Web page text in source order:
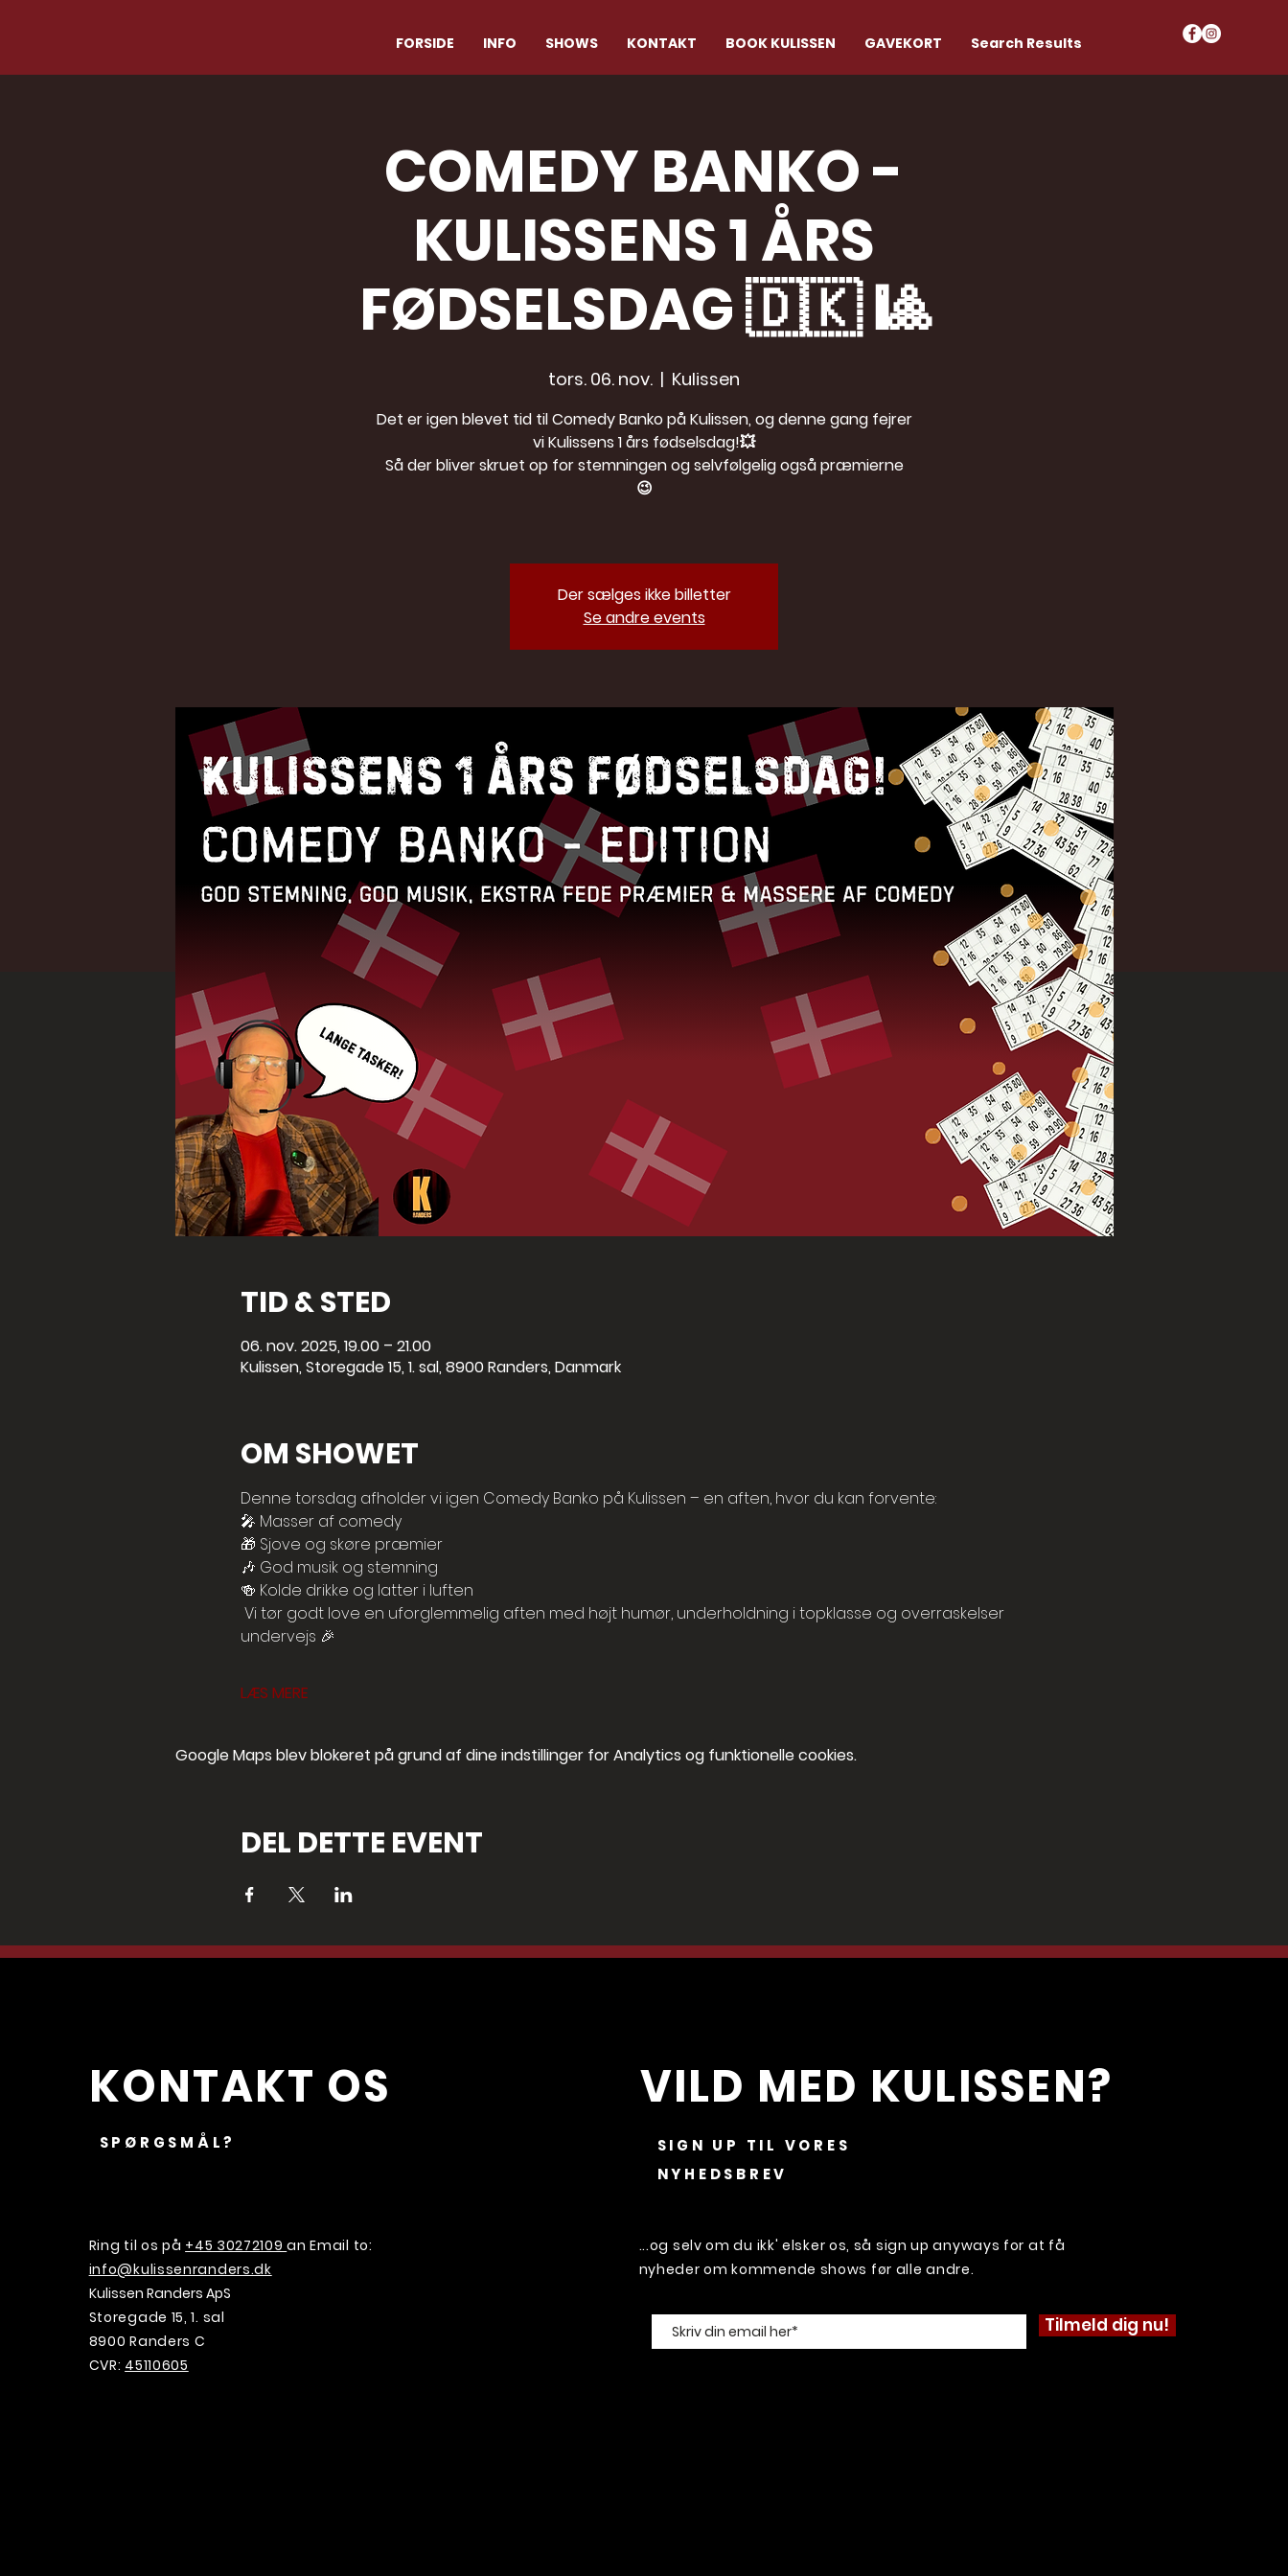
FORSIDE INFO SHOWS KONTAKT BOOK KULISSEN GAVEKORT Search Results
COMEDY BANKO -
KULISSENS 1 ÅRS
FØDSELSDAG 🇩🇰 🎱
tors. 06. nov.
  |
Kulissen
Det er igen blevet tid til Comedy Banko på Kulissen, og denne gang fejrer
vi Kulissens 1 års fødselsdag!💥
Så der bliver skruet op for stemningen og selvfølgelig også præmierne
😉
Der sælges ikke billetter
Se andre events
TID & STED
06. nov. 2025, 19.00 – 21.00
Kulissen, Storegade 15, 1. sal, 8900 Randers, Danmark
OM SHOWET
Denne torsdag afholder vi igen Comedy Banko på Kulissen – en aften, hvor du kan forvente:
🎤 Masser af comedy
🎁 Sjove og skøre præmier
🎶 God musik og stemning
🍻 Kolde drikke og latter i luften
Vi tør godt love en uforglemmelig aften med højt humør, underholdning i topklasse og overraskelser
undervejs 🎉
LÆS MERE
Google Maps blev blokeret på grund af dine indstillinger for Analytics og funktionelle cookies.
DEL DETTE EVENT
KONTAKT OS
SPØRGSMÅL?
Ring til os på +45 30272109an Email to:
info@kulissenranders.dk
Kulissen Randers ApS
Storegade 15, 1. sal
8900 Randers C
CVR: 45110605
VILD MED KULISSEN?
SIGN UP TIL VORES
NYHEDSBREV
...og selv om du ikk' elsker os, så sign up anyways for at få
nyheder om kommende shows før alle andre.
Tilmeld dig nu!